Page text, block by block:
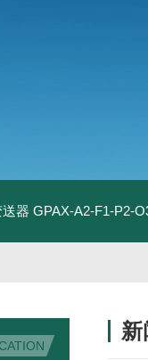
器 GPAX-A2-F1-P2-
新